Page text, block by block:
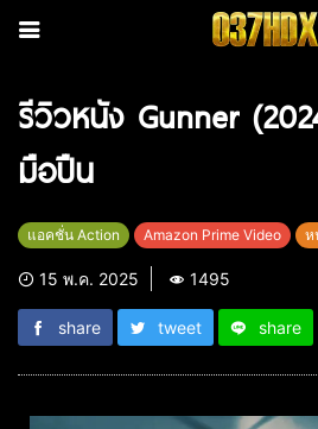
รีวิวหนัง Gunner
มือปืน
แอคชั่น Action Amazon Prime Video ห
15 พ.ค. 2025 1495
share tweet share